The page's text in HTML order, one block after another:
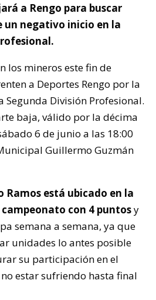
a Rengo para buscar
negativo inicio en la
los mineros este fin de
a Deportes Rengo por la
Segunda División Profesional.
baja, válido por la décima
6 de junio a las 18:00
Guillermo Guzmán
Ramos está ubicado en la
con 4 puntosy
semana a semana, ya que
unidades lo antes posible
su participación en el
estar sufriendo hasta final